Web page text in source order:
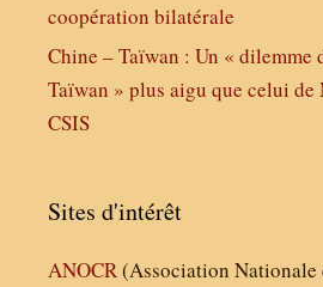
coopération bilatérale
Chine – Taïwan : Un « dilemme
Taïwan » plus aigu que celui de
CSIS
Sites d'intérêt
ANOCR(Association Nationale